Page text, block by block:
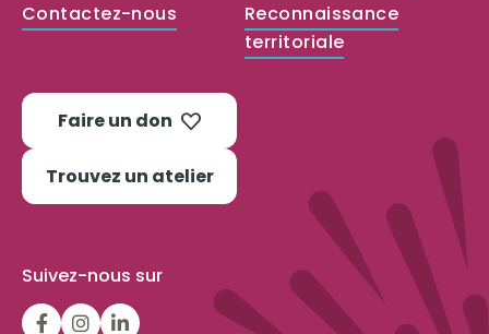
Contactez-nous
Reconnaissance
territoriale
Faire un don
Trouvez un atelier
Suivez-nous sur